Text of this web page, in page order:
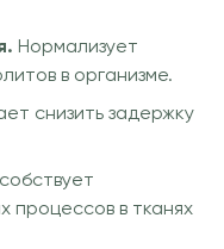
Нормализует
в организме.
снизить задержку
процессов в тканях